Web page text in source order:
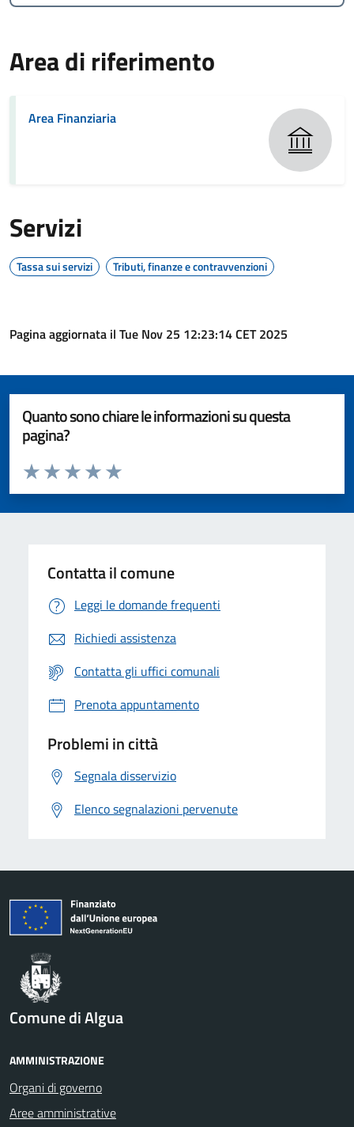
Area di riferimento
Area Finanziaria
Servizi
Tassa sui servizi Tributi, finanze e contravvenzioni
Pagina aggiornata il Tue Nov 25 12:23:14 CET 2025
Quanto sono chiare le informazioni su questa
pagina?
Valuta da 1 a 5 stelle la pagina
Valuta 5 stelle su 5
Valuta 4 stelle su 5
Valuta 3 stelle su 5
Valuta 2 stelle su 5
Valuta 1 stelle su 5
Contatta il comune
Leggi le domande frequenti
Richiedi assistenza
Contatta gli uffici comunali
Prenota appuntamento
Problemi in città
Segnala disservizio
Elenco segnalazioni pervenute
Comune di Algua
AMMINISTRAZIONE
Organi di governo
Aree amministrative